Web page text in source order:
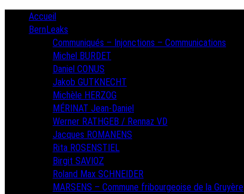
PrimaryAccueil
BernLeaks
Communiqués – Injonctions – Communications
Michel BURDET
Daniel CONUS
Jakob GUTKNECHT
Michèle HERZOG
MÉRINAT Jean-Daniel
Werner RATHGEB / Rennaz VD
Jacques ROMANENS
Rita ROSENSTIEL
Birgit SAVIOZ
Roland Max SCHNEIDER
MARSENS – Commune fribourgeoise de la Gruyère